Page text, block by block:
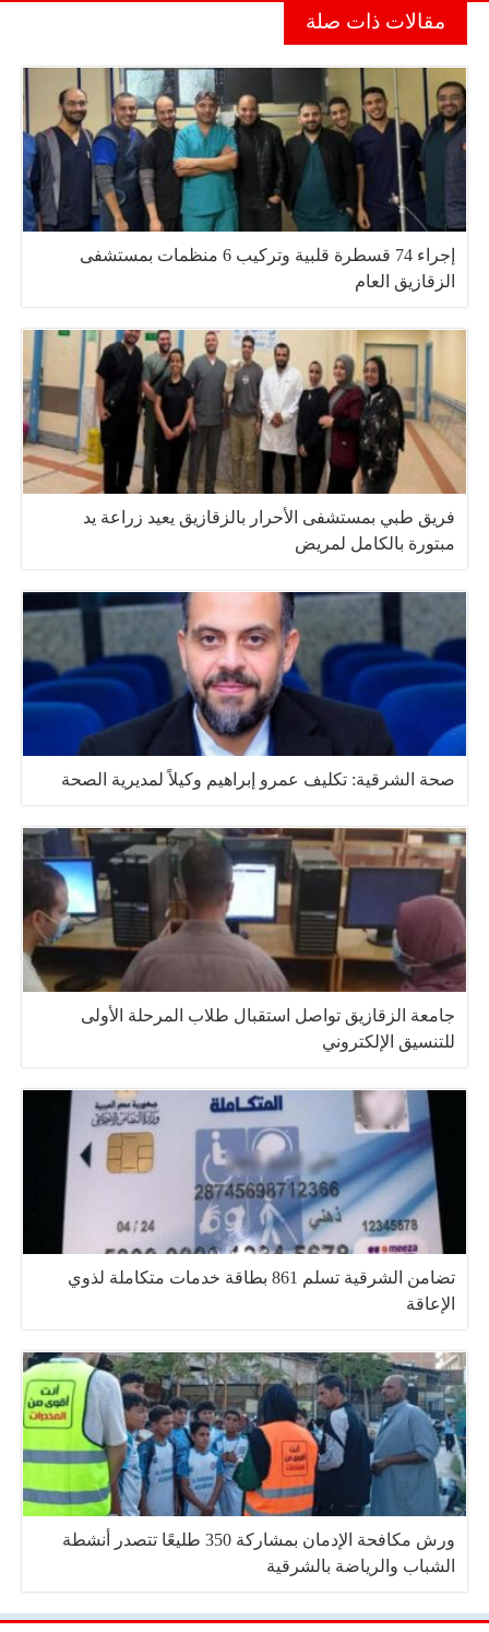
مقالات ذات صلة
إجراء 74 قسطرة قلبية وتركيب 6 منظمات بمستشفى
الزقازيق العام
فريق طبي بمستشفى الأحرار بالزقازيق يعيد زراعة يد
مبتورة بالكامل لمريض
صحة الشرقية: تكليف عمرو إبراهيم وكيلاً لمديرية الصحة
جامعة الزقازيق تواصل استقبال طلاب المرحلة الأولى
للتنسيق الإلكتروني
تضامن الشرقية تسلم 861 بطاقة خدمات متكاملة لذوي
الإعاقة
ورش مكافحة الإدمان بمشاركة 350 طليعًا تتصدر أنشطة
الشباب والرياضة بالشرقية